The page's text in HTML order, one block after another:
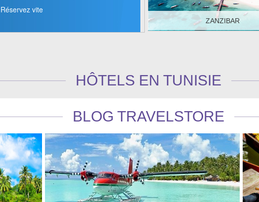
Réservez vite
ZANZIBAR
HÔTELS EN TUNISIE
BLOG TRAVELSTORE